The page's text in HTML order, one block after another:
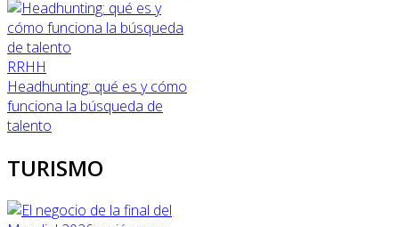
RRHH
Headhunting: qué es y cómo
funciona la búsqueda de
talento
TURISMO